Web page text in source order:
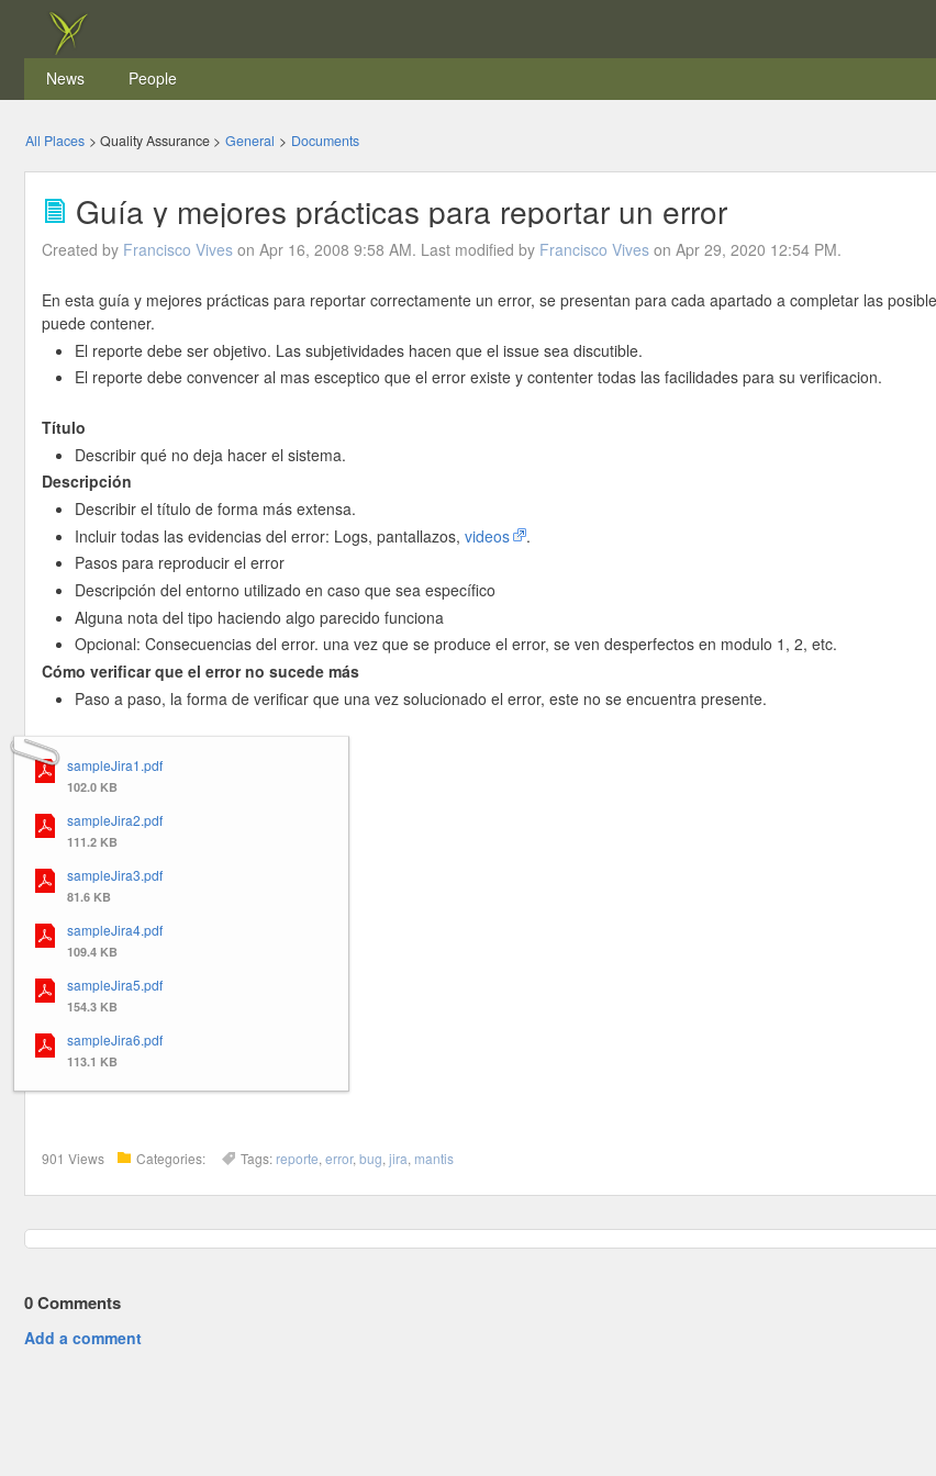
News People
All Places > Quality Assurance > General > Documents
Guía y mejores prácticas para reportar un error
Created by Francisco Vives on Apr 16, 2008 9:58 AM. Last modified by Francisco Vives on Apr 29, 2020 12:54 PM.
En esta guía y mejores prácticas para reportar correctamente un error, se presentan para cada apartado a completar las
puede contener.
El reporte debe ser objetivo. Las subjetividades hacen que el issue sea discutible.
El reporte debe convencer al mas esceptico que el error existe y contenter todas las facilidades para su verificacion.
Título
Describir qué no deja hacer el sistema.
Descripción
Describir el título de forma más extensa.
Incluir todas las evidencias del error: Logs, pantallazos, videos
.
Pasos para reproducir el error
Descripción del entorno utilizado en caso que sea específico
Alguna nota del tipo haciendo algo parecido funciona
Opcional: Consecuencias del error. una vez que se produce el error, se ven desperfectos en modulo 1, 2, etc.
Cómo verificar que el error no sucede más
Paso a paso, la forma de verificar que una vez solucionado el error, este no se encuentra presente.
sampleJira1.pdf
102.0 KB
sampleJira2.pdf
111.2 KB
sampleJira3.pdf
81.6 KB
sampleJira4.pdf
109.4 KB
sampleJira5.pdf
154.3 KB
sampleJira6.pdf
113.1 KB
901 Views Categories: Tags: reporte, error, bug, jira, mantis
0Comments
Add a comment